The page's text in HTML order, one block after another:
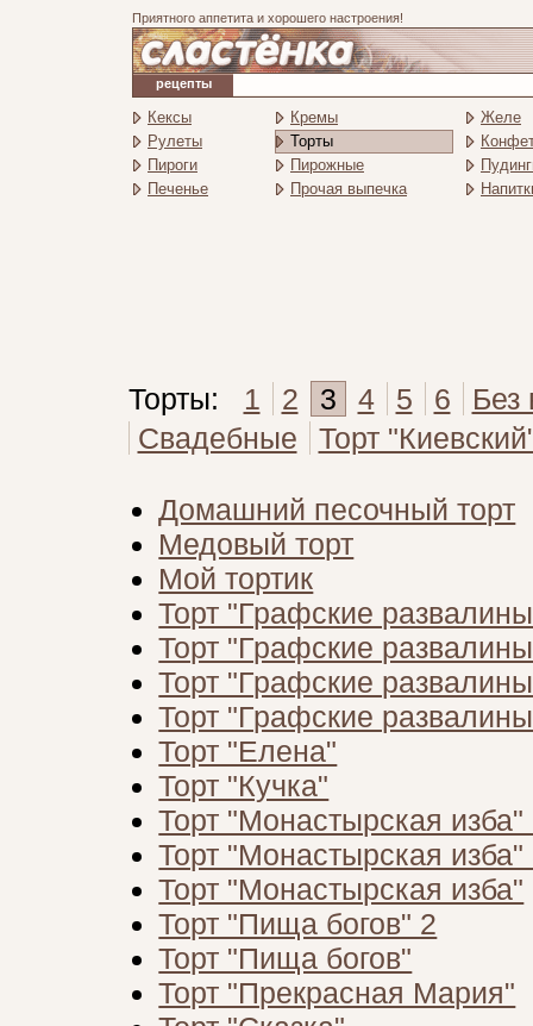
Приятного аппетита и хорошего настроения!
рецепты
Кексы
Рулеты
Пироги
Печенье
Кремы
Торты
Пирожные
Прочая выпечка
Желе
Торты: 1 2 3 4 5 6
Без
Свадебные
Торт
Домашний песочный торт
Медовый торт
Мой тортик
Торт "Графские
Торт "Графские
Торт "Графские
Торт "Графские
Торт "Елена"
Торт "Кучка"
Торт "Монастырская
Торт "Монастырская изба"
Торт "Монастырская изба"
Торт "Пища богов" 2
Торт "Пища богов"
Торт "Прекрасная Мария"